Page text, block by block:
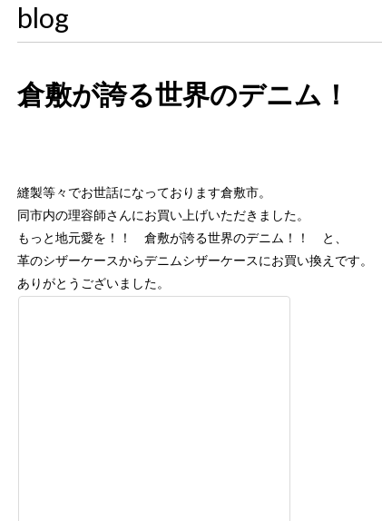
blog
倉敷が誇る世界のデニム！
縫製等々でお世話になっております倉敷市。
同市内の理容師さんにお買い上げいただきました。
もっと地元愛を！！ 倉敷が誇る世界のデニム！！ と、
革のシザーケースからデニムシザーケースにお買い換えです。
ありがとうございました。